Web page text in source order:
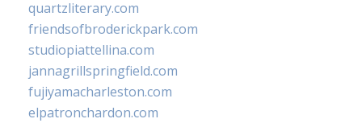
quartzliterary.com
friendsofbroderickpark.com
studiopiattellina.com
jannagrillspringfield.com
fujiyamacharleston.com
elpatronchardon.com